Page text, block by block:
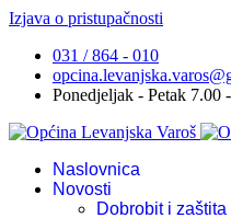
Izjava o pristupačnosti
031 / 864 - 010
Ponedjeljak - Petak 7.00
Naslovnica
Novosti
Dobrobit i